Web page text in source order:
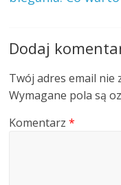
Dodaj
Twój adres email nie
Wymagane pola są
Komentarz*